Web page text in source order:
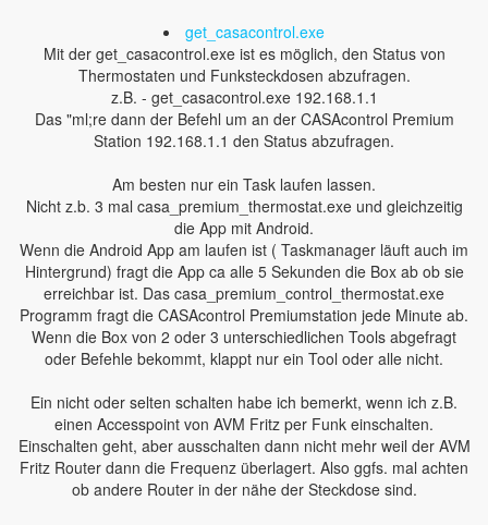
get_casacontrol.exe
Mit der get_casacontrol.exe ist es möglich, den Status von
Thermostaten und Funksteckdosen abzufragen.
z.B. - get_casacontrol.exe 192.168.1.1
Das "ml;re dann der Befehl um an der CASAcontrol Premium
Station 192.168.1.1 den Status abzufragen.
Am besten nur ein Task laufen lassen.
Nicht z.b. 3 mal casa_premium_thermostat.exe und gleichzeitig
die App mit Android.
Wenn die Android App am laufen ist ( Taskmanager läuft auch im
Hintergrund) fragt die App ca alle 5 Sekunden die Box ab ob sie
erreichbar ist. Das casa_premium_control_thermostat.exe
Programm fragt die CASAcontrol Premiumstation jede Minute ab.
Wenn die Box von 2 oder 3 unterschiedlichen Tools abgefragt
oder Befehle bekommt, klappt nur ein Tool oder alle nicht.
Ein nicht oder selten schalten habe ich bemerkt, wenn ich z.B.
einen Accesspoint von AVM Fritz per Funk einschalten.
Einschalten geht, aber ausschalten dann nicht mehr weil der AVM
Fritz Router dann die Frequenz überlagert. Also ggfs. mal achten
ob andere Router in der nähe der Steckdose sind.